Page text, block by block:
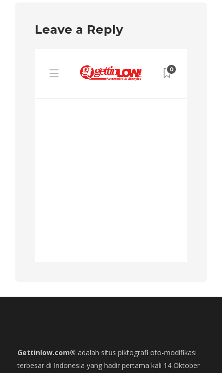
Leave a Reply
Gettinlow.com® adalah situs piktografi oto-modifikasi
terbesar di Indonesia yang hadir pertama kali 14 Oktober